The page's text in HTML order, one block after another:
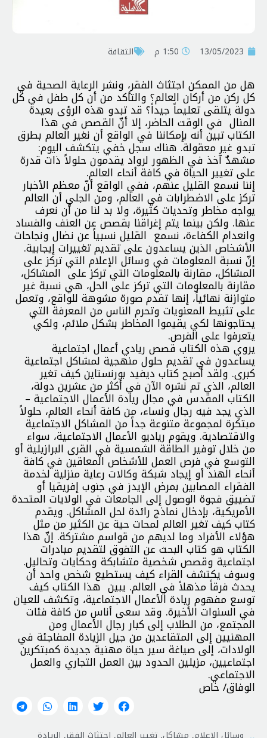
13/05/2023 1:50 م الثقافة
هل من الممكن اجتثاث الفقر، ونشر الرعاية الصحية في
كل ركن من أركان العالم؟ والتأكد من أن كل طفل في كل
دولة يتلقى تعليماً جيداً؟ قد تبدو هذه الرؤى بعيدة
المنال في الوقت الحاضر، إلا أنّ القصص في هذا
الكتاب تبين أنه بإمكاننا في الواقع أن نغير العالم بطرق
تبدو غير معقولة. هناك سجل خفي يتكشف اليوم:
مشهدٌ آخذ في الظهور لرواد يقدمون حلولاً ذات قدرة
على تغيير الحياة في كافة أنحاء العالم.
إننا نسمع القليل عنهم، ففي الواقع أنّ معظم الأخبار
تركز على الاضطرابات في العالم، ومن الجلي أن العالم
يواجه مخاطر وتحديات كثيرة، ولا بد لنا من أن نعرف
عنها. ولكن بينما يتم إغراقنا بقصص عن العنف والفساد
وانعدام الكفاءة، نسمع القليل نسبياً عن نضال ونجاحات
الأشخاص الذين يساعدون على تقديم تغييرات إيجابية.
إنّ نسبة المعلومات في وسائل الإعلام التي تركز على
المشاكل، مقارنة بالمعلومات التي تركز على المشاكل،
مقارنة بالمعلومات التي تركز على الحل، هي نسبة غير
متوازنة نهائياً، إنها تقدم صورة مشوهة للواقع، وتعمل
على تثبيط المعنويات وتحرم الناس من المعرفة التي
يحتاجونها لكي يقيموا المخاطر بشكل ملائم، ولكي
يتعرفوا على الفرص.
يروي هذه الكتاب قصص ريادي أعمال اجتماعية
يساعدون في تقديم حلول منهجية لمشاكل اجتماعية
كبرى. ولقد أصبح كتاب ديفيد بورنستاين كيف تغير
العالم، الذي تم نشره الآن في أكثر من عشرين دولة،
الكتاب المقدس في مجال ريادة الأعمال الاجتماعية –
الذي يجد فيه رجال ونساء، من كافة أنحاء العالم، حلولاً
مبتكرة لمجموعة متنوعة جداً من المشاكل الاجتماعية
والاقتصادية. ويقوم رياديو الأعمال الاجتماعية، سواء
من خلال توفير الطاقة الشمسية في القرى البرازيلية أو
التوسع في فرص العمل للأشخاص المعاقين في كافة
أنحاء الهند أو إيجاد شبكة وكالات رعاية منزلية لخدمة
الفقراء المصابين بمرض الإيدز في جنوب إفريقيا أو
تضييق فجوة الوصول إلى الجامعات في الولايات المتحدة
الأمريكية، بإدخال نماذج رائدة لحل المشاكل. ويقدم
كتاب كيف تغير العالم لمحات حية عن الكثير من مثل
هؤلاء الأفراد وما لديهم من قواسم مشتركة. إنّ هذا
الكتاب هو كتاب البحث عن التفوق لتقديم مبادرات
اجتماعية وقصص شخصية متشابكة وحكايات وتحاليل.
وسوف يكتشف القراء كيف يستطيع شخص واحد أن
يحدث فرقاً مذهلاً في العالم. يبين هذا الكتاب كيف
توسع مفهوم ريادة الأعمال الاجتماعية، وتكشف للعيان
في السنوات الأخيرة. وقد سعى أناس من كافة فئات
المجتمع، من الطلاب إلى كبار رجال الأعمال ومن
المهنيين إلى المتقاعدين من جيل الزيادة المفاجئة في
الولادات، إلى صياغة سير حياة مهنية جديدة كمبتكرين
اجتماعيين، مزيلين الحدود بين العمل التجاري والعمل
الاجتماعي.
الوفاق/ خاص
وسائل الإعلام, مشاكل,تغيير العالم, اجتثاث الفقر, الريادة